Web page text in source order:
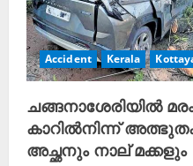
Accident Kerala
ചങ്ങനാശേരിയിൽ
കാറിൽനിന്ന്
അച്ഛനും നാല് മക്കളും